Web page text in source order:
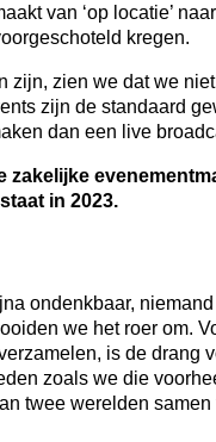
van ‘op locatie’
kregen.
zien we dat we
zijn de standaard
dan een live
in 2023.
ondenkbaar,
we het roer om.
is de drang
zoals we die
twee werelden samen